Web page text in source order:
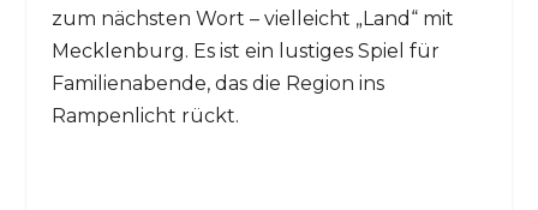
zum nächsten Wort – vielleicht „Land“ mit
Mecklenburg. Es ist ein lustiges Spiel für
Familienabende, das die Region ins
Rampenlicht rückt.